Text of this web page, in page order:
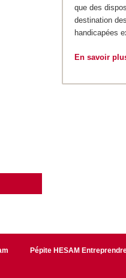
que des
destination
handicapées
En savoir
Pépite HESAM